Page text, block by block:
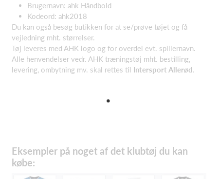
Brugernavn: ahk Håndbold
Kodeord: ahk2018
Du kan også besøg butikken for at se/prøve tøjet og få
vejledning mht. størrelser.
Tøj leveres med AHK logo og for overdel evt. spillernavn.
Alle henvendelser vedr. AHK træningstøj mht. bestilling,
levering, ombytning mv. skal rettes til Intersport Allerød
Eksempler på noget af det klubtøj du kan
købe: